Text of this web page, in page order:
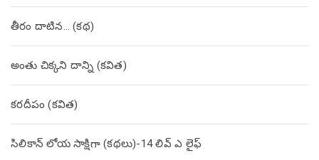
తీరం దాటిన… (క‌థ‌)
అంతు చిక్కని దాన్ని (కవిత)
కరదీపం (కవిత)
సిలికాన్ లోయ సాక్షిగా (కథలు)-14 లివ్ ఎ లైఫ్